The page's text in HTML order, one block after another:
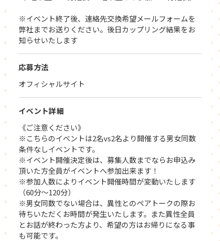
※イベント終了後、連絡先交換希望メールフォームを
弊社までお送りください。後日カップリング結果をお
知らせいたします
応募方法
オフィシャルサイト
イベント詳細
《ご注意ください》
※こちらのイベントは2名vs2名より開催する男女同数
条件なしイベントです。
※イベント開催決定後は、募集人数までならお申込み
頂いた方全員がイベントへ参加出来ます！
※参加人数によりイベント開催時間が変動いたします
（60分～120分）
※男女同数でない場合は、異性とのペアトークの際お
待ちいただくお時間が発生いたします。また異性全員
とお話が終わった方より、希望の方はお帰りになる事
も可能です。